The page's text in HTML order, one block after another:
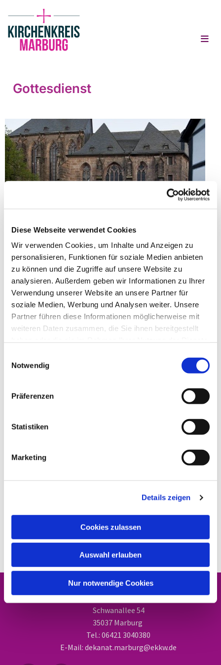
Diese Webseite verwendet Cookies
Wir verwenden Cookies, um Inhalte und Anzeigen zu
personalisieren, Funktionen für soziale Medien anbieten
zu können und die Zugriffe auf unsere Website zu
analysieren. Außerdem geben wir Informationen zu Ihrer
Verwendung unserer Website an unsere Partner für
soziale Medien, Werbung und Analysen weiter. Unsere
Partner führen diese Informationen möglicherweise mit
weiteren Daten zusammen, die Sie ihnen bereitgestellt
Notwendig
Präferenzen
Statistiken
Marketing
Details zeigen
Cookies zulassen
Auswahl erlauben
Nur notwendige Cookies
Gottesdienst
Sonntag, 12. Dezember 2027, 11:00
Uhr
Universitätskirche, Reitgasse 2,
Dekanat Marburg
Schwanallee 54
35037 Marburg
Tel.: 06421 3040380
E-Mail: dekanat.marburg@ekkw.de